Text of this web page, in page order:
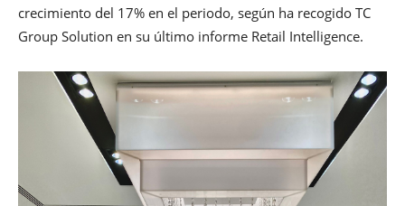
crecimiento del 17% en el periodo, según ha recogido TC
Group Solution en su último informe Retail Intelligence.